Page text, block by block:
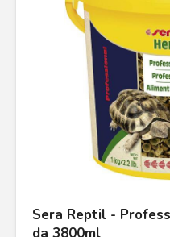
Sera Reptil -
da 3800ml